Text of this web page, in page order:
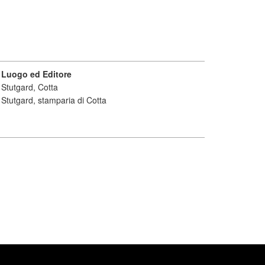
Luogo ed Editore
Stutgard, Cotta
Stutgard, stamparia di Cotta